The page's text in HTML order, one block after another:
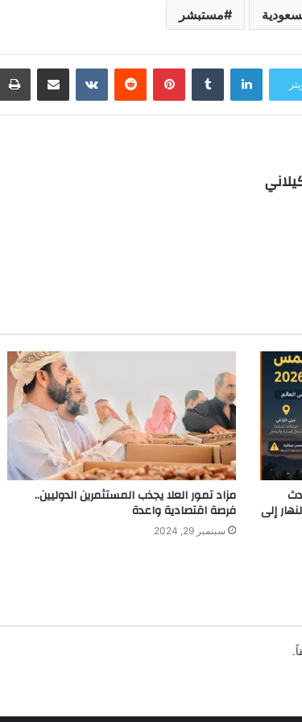
مستبشر
لينكدإن بينتيريست مشاركة عبر البريد
2026.. حدث
إلى
مزاد تمور العلا يجذب المستثمرين الدوليين..
فرصة اقتصادية واعدة
سبتمبر 29, 2024